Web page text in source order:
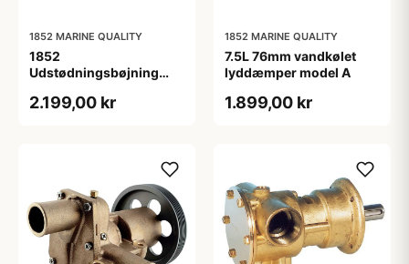
1852 MARINE QUALITY
1852
Udstødningsbøjning
21684826
2.199,00 kr
1852 MARINE QUALITY
7.5L 76mm vandkølet
lyddæmper model A
1.899,00 kr